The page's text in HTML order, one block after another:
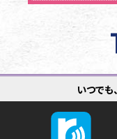
いつでも